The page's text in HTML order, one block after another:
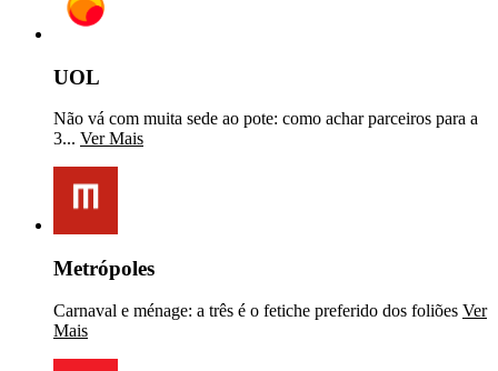
UOL
Não vá com muita sede ao pote: como achar parceiros para a
3... Ver Mais
Metrópoles
Carnaval e ménage: a três é o fetiche preferido dos foliões Ver
Mais